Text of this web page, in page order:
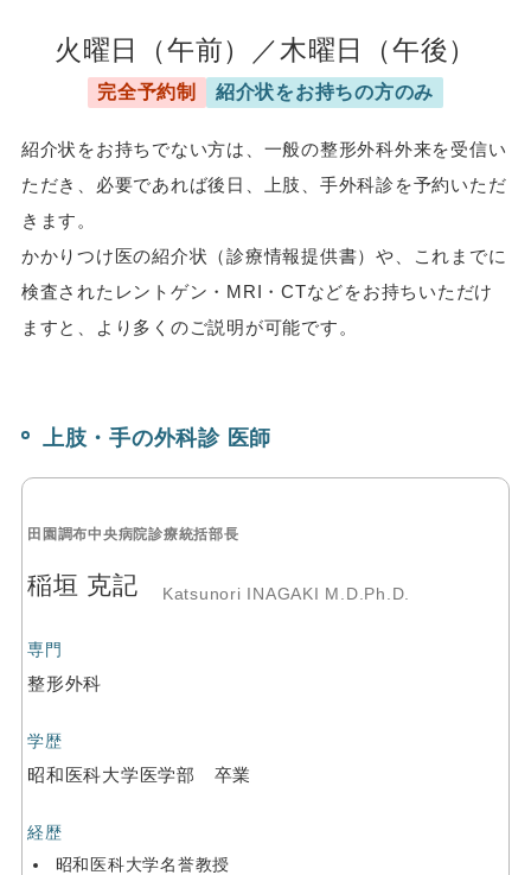
火曜日（午前）／木曜日（午後）
完全予約制 紹介状をお持ちの方のみ
紹介状をお持ちでない方は、一般の整形外科外来を受信い
ただき、必要であれば後日、上肢、手外科診を予約いただ
きます。
かかりつけ医の紹介状（診療情報提供書）や、これまでに
検査されたレントゲン・MRI・CTなどをお持ちいただけ
ますと、より多くのご説明が可能です。
上肢・手の外科診 医師
田園調布中央病院診療統括部長
稲垣 克記 Katsunori INAGAKI M.D.Ph.D.
専門
整形外科
学歴
昭和医科大学医学部 卒業
経歴
昭和医科大学名誉教授